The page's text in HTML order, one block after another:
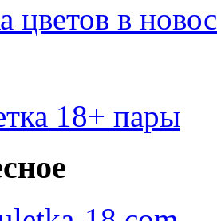
цветов в
18+ пары